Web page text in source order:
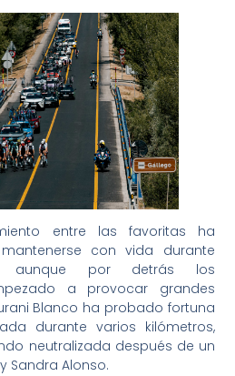
entre las favoritas ha
con vida durante
aunque por detrás los
a provocar grandes
Blanco ha probado fortuna
durante varios kilómetros,
neutralizada después de un
Sandra Alonso.